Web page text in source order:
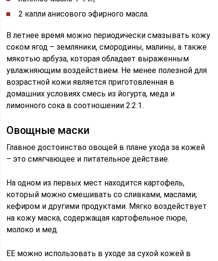
2 капли анисового эфирного масла.
В летнее время можно периодически смазывать кожу
соком ягод – земляники, смородины, малины, а также
мякотью арбуза, которая обладает выраженным
увлажняющим воздействием. Не менее полезной для
возрастной кожи является приготовленная в
домашних условиях смесь из йогурта, меда и
лимонного сока в соотношении 2:2:1.
Овощные маски
Главное достоинство овощей в плане ухода за кожей
– это смягчающее и питательное действие.
На одном из первых мест находится картофель,
который можно смешивать со сливками, маслами,
кефиром и другими продуктами. Мягко воздействует
на кожу маска, содержащая картофельное пюре,
молоко и мед.
ЕЕ можно использовать в уходе за сухой кожей в